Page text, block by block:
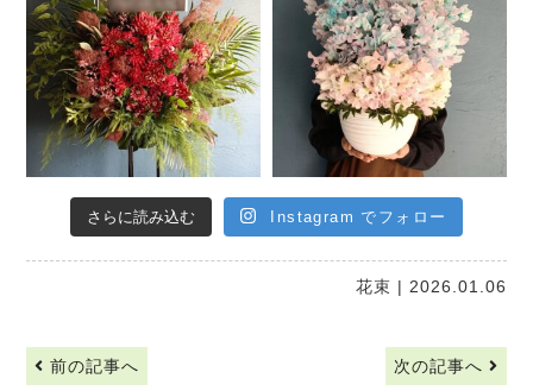
さらに読み込む Instagram でフォロー
花束 | 2026.01.06
前の記事へ 次の記事へ